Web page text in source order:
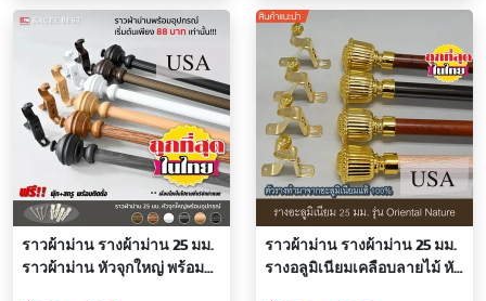
ราวผ้าม่าน รางผ้าม่าน 25 มม.
ราวผ้าม่าน หัวจุกใหญ่ พร้อม
ราวผ้าม่าน รางผ้าม่าน 25 มม.
รางอลูมิเนียมเคลือบลายไม้ หัว